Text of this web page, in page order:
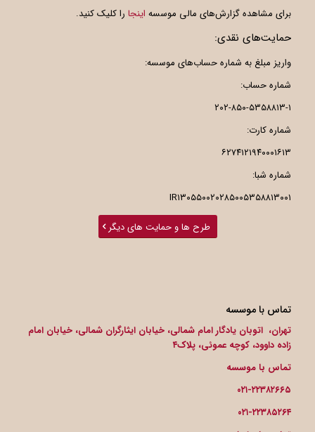
برای مشاهده گزارش‌های مالی موسسه اینجارا کلیک کنید.
حمایت‌های نقدی:
واریز مبلغ به شماره حساب‌های موسسه:
شماره حساب:
۲۰۲-۸۵۰-۵۳۵۸۸۱۳-۱
شماره کارت:
۶۲۷۴۱۲۱۹۴۰۰۰۱۶۱۳
شماره شبا:
IR۱۳۰۵۵۰۰۲۰۲۸۵۰۰۵۳۵۸۸۱۳۰۰۱
طرح ها و حمایت های دیگر
تماس با موسسه
تهران، اتوبان یادگار امام شمالی، خیابان ایثارگران شمالی، خیابان امام
زاده داوود، کوچه عموئی، پلاک۴
تماس با موسسه
۰۲۱-۲۲۳۸۲۶۶۵
۰۲۱-۲۲۳۸۵۲۶۴